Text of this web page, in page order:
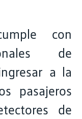
con
de
a la
pasajeros
de